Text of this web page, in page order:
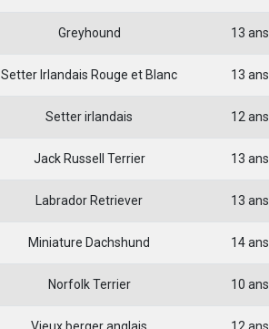
Greyhound 13 ans
Setter Irlandais Rouge et Blanc 13 ans
Setter irlandais 12 ans
Jack Russell Terrier 13 ans
Labrador Retriever 13 ans
Miniature Dachshund 14 ans
Norfolk Terrier 10 ans
Vieux berger anglais 12 ans